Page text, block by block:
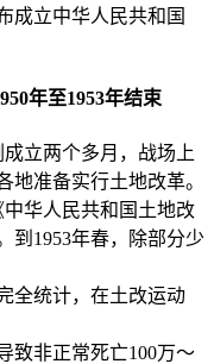
成立中华人民共和国
年至1953年结束
立两个多月，战场上
地准备实行土地改革。
中华人民共和国土地改
到1953年春，除部分少
全统计，在土改运动
致非正常死亡100万～